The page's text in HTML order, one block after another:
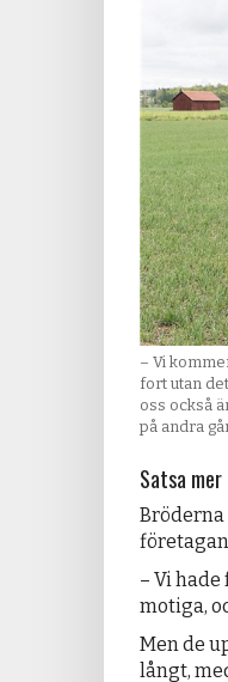
– Vi
fort utan
oss också
på andra
Satsa mer
– Vi
motiga,
Men de
långt,